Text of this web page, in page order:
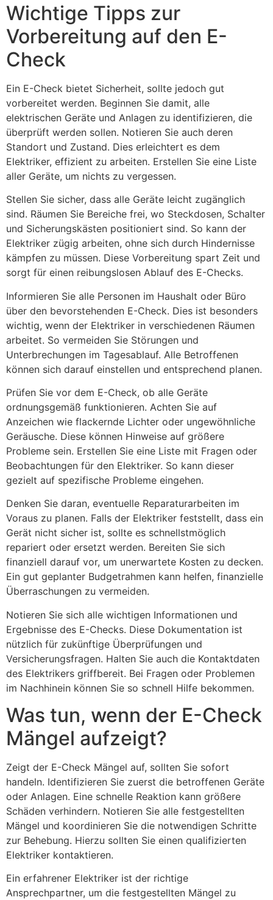
Wichtige Tipps zur
Vorbereitung auf den E-
Check
Ein E-Check bietet Sicherheit, sollte jedoch gut
vorbereitet werden. Beginnen Sie damit, alle
elektrischen Geräte und Anlagen zu identifizieren, die
überprüft werden sollen. Notieren Sie auch deren
Standort und Zustand. Dies erleichtert es dem
Elektriker, effizient zu arbeiten. Erstellen Sie eine Liste
aller Geräte, um nichts zu vergessen.
Stellen Sie sicher, dass alle Geräte leicht zugänglich
sind. Räumen Sie Bereiche frei, wo Steckdosen, Schalter
und Sicherungskästen positioniert sind. So kann der
Elektriker zügig arbeiten, ohne sich durch Hindernisse
kämpfen zu müssen. Diese Vorbereitung spart Zeit und
sorgt für einen reibungslosen Ablauf des E-Checks.
Informieren Sie alle Personen im Haushalt oder Büro
über den bevorstehenden E-Check. Dies ist besonders
wichtig, wenn der Elektriker in verschiedenen Räumen
arbeitet. So vermeiden Sie Störungen und
Unterbrechungen im Tagesablauf. Alle Betroffenen
können sich darauf einstellen und entsprechend planen.
Prüfen Sie vor dem E-Check, ob alle Geräte
ordnungsgemäß funktionieren. Achten Sie auf
Anzeichen wie flackernde Lichter oder ungewöhnliche
Geräusche. Diese können Hinweise auf größere
Probleme sein. Erstellen Sie eine Liste mit Fragen oder
Beobachtungen für den Elektriker. So kann dieser
gezielt auf spezifische Probleme eingehen.
Denken Sie daran, eventuelle Reparaturarbeiten im
Voraus zu planen. Falls der Elektriker feststellt, dass ein
Gerät nicht sicher ist, sollte es schnellstmöglich
repariert oder ersetzt werden. Bereiten Sie sich
finanziell darauf vor, um unerwartete Kosten zu decken.
Ein gut geplanter Budgetrahmen kann helfen, finanzielle
Überraschungen zu vermeiden.
Notieren Sie sich alle wichtigen Informationen und
Ergebnisse des E-Checks. Diese Dokumentation ist
nützlich für zukünftige Überprüfungen und
Versicherungsfragen. Halten Sie auch die Kontaktdaten
des Elektrikers griffbereit. Bei Fragen oder Problemen
im Nachhinein können Sie so schnell Hilfe bekommen.
Was tun, wenn der E-Check
Mängel aufzeigt?
Zeigt der E-Check Mängel auf, sollten Sie sofort
handeln. Identifizieren Sie zuerst die betroffenen Geräte
oder Anlagen. Eine schnelle Reaktion kann größere
Schäden verhindern. Notieren Sie alle festgestellten
Mängel und koordinieren Sie die notwendigen Schritte
zur Behebung. Hierzu sollten Sie einen qualifizierten
Elektriker kontaktieren.
Ein erfahrener Elektriker ist der richtige
Ansprechpartner, um die festgestellten Mängel zu